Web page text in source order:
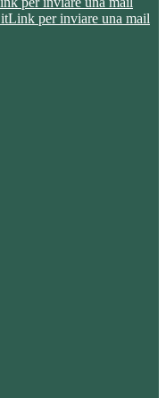
Link per inviare una mail